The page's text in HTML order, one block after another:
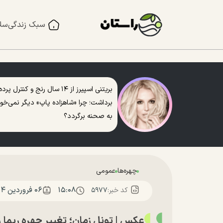
سبک زندگی
بریتنی اسپیرز از ۱۴ سال رنج و کنترل
برداشت؛ چرا «شاهزاده پاپ» دیگر
به صحنه برگردد؟
چهره‌هاعمومی
کد خبر:۵۹۷۷ ۱۵:۰۸ ۰۶ فروردين ۱۴۰۴